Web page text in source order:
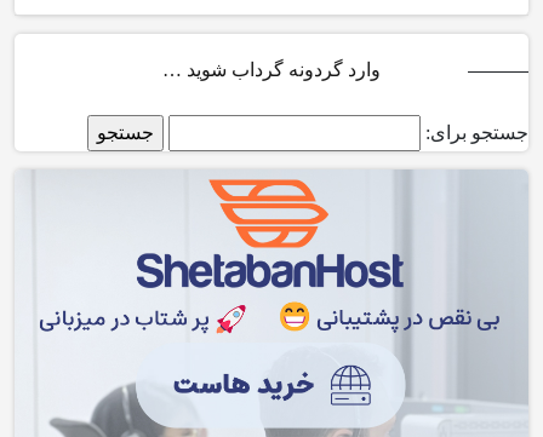
وارد گردونه گرداب شوید …
جستجو برای: